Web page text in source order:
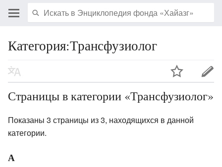
Категория:Трансфузиолог
Страницы в категории «Трансфузиолог»
Показаны 3 страницы из 3, находящихся в данной
категории.
А